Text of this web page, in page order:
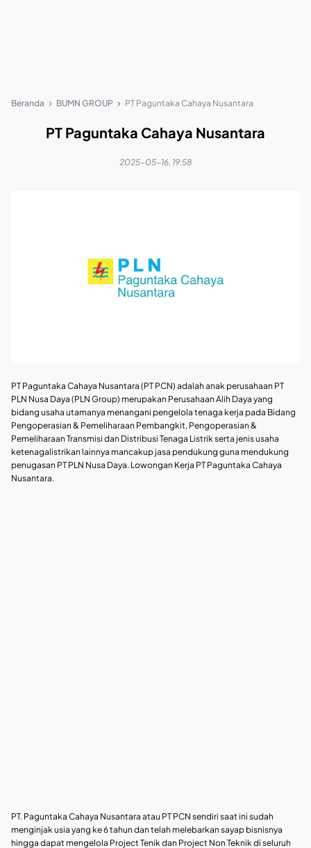
Beranda BUMN GROUP PT Paguntaka Cahaya Nusantara
PT Paguntaka Cahaya Nusantara
2025-05-16, 19:58
PT Paguntaka Cahaya Nusantara (PT PCN) adalah anak perusahaan PT
PLN Nusa Daya (PLN Group) merupakan Perusahaan Alih Daya yang
bidang usaha utamanya menangani pengelola tenaga kerja pada Bidang
Pengoperasian & Pemeliharaan Pembangkit, Pengoperasian &
Pemeliharaan Transmisi dan Distribusi Tenaga Listrik serta jenis usaha
ketenagalistrikan lainnya mancakup jasa pendukung guna mendukung
penugasan PT PLN Nusa Daya. Lowongan Kerja PT Paguntaka Cahaya
Nusantara.
PT. Paguntaka Cahaya Nusantara atau PT PCN sendiri saat ini sudah
menginjak usia yang ke 6 tahun dan telah melebarkan sayap bisnisnya
hingga dapat mengelola Project Tenik dan Project Non Teknik di seluruh